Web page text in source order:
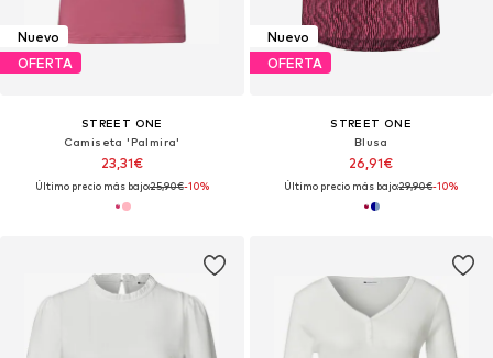
Nuevo
OFERTA
STREET ONE
Camiseta 'Palmira'
23,31€
Último precio más bajo:25,90€-10%
Nuevo
OFERTA
STREET ONE
Blusa
26,91€
Último precio más bajo:29,90€-10%